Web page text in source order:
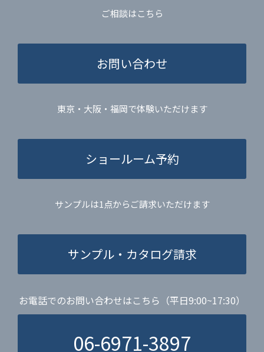
ご相談はこちら
お問い合わせ
東京・大阪・福岡で体験いただけます
ショールーム予約
サンプルは1点からご請求いただけます
サンプル・カタログ請求
お電話でのお問い合わせはこちら（平日9:00~17:30）
06-6971-3897